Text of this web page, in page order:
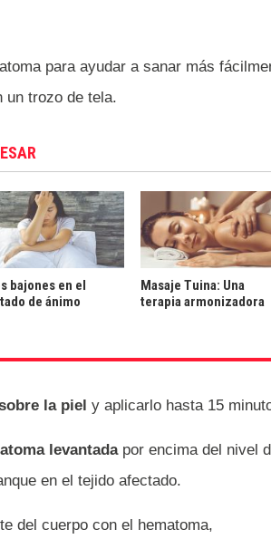
para ayudar a sanar más
un trozo de tela.
bajones en el
de ánimo
Masaje Tuina: Una
terapia armonizadora
la piel y aplicarlo hasta 15
levantadapor encima del nivel
en el tejido afectado.
del cuerpo con el hematoma,